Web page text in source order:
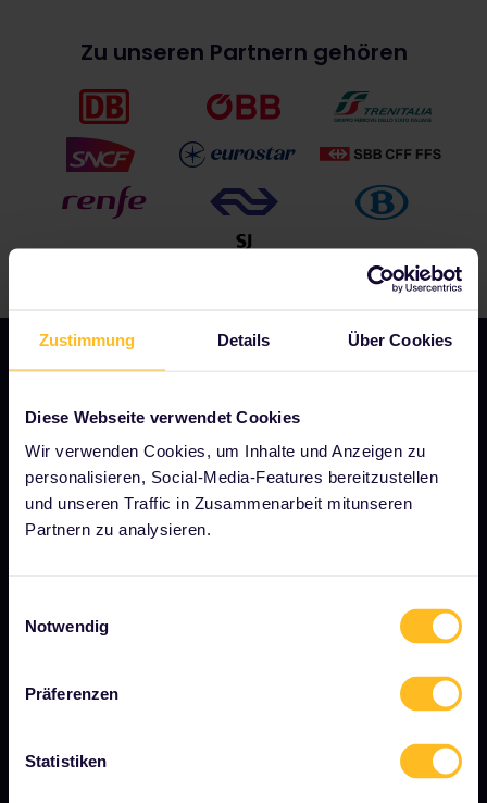
Zustimmung Details Über Cookies
Diese Webseite verwendet Cookies
Wir verwenden Cookies, um Inhalte und Anzeigen zu
personalisieren, Social-Media-Features bereitzustellen
und unseren Traffic in Zusammenarbeit mitunseren
Partnern zu analysieren.
Notwendig
Präferenzen
Statistiken
Zu unseren Partnern gehören
UNSER UNTERNEHMEN
Stellenangebote
Gesponserte &amp; Markeninhalte
JETZT LOSLEGEN